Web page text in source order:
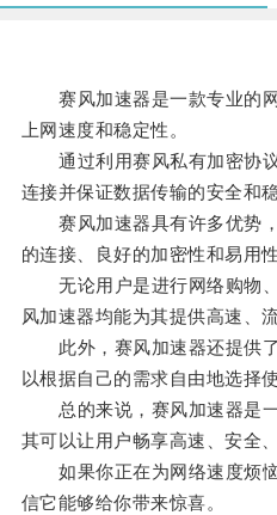
赛风加速器是一款专业的网
上网速度和稳定性。
通过利用赛风私有加密协议
连接并保证数据传输的安全和稳
赛风加速器具有许多优势，
的连接、良好的加密性和易用性
无论用户是进行网络购物、
风加速器均能为其提供高速、
此外，赛风加速器还提供了
以根据自己的需求自由地选择使
总的来说，赛风加速器是一
其可以让用户畅享高速、安全
如果你正在为网络速度烦恼
信它能够给你带来惊喜。